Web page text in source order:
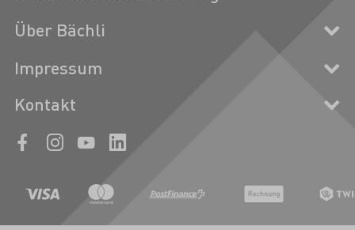
Über Bächli
Impressum
Kontakt